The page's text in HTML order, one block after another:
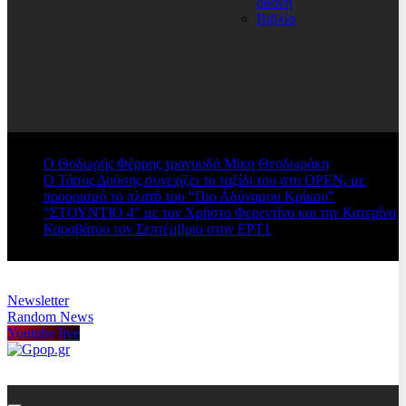
Βιβλία
Ο Θοδωρής Φέρρης τραγουδά Μίκη Θεοδωράκη
Ο Τάσος Δούσης συνεχίζει το ταξίδι του στο OPEN, με
προορισμό το πλατό του “Πιο Αδύναμου Κρίκου”
“ΣΤΟΥΝΤΙΟ 4” με τον Χρήστο Φερεντίνο και την Κατερίνα
Καραβάτου τον Σεπτέμβριο στην ΕΡΤ1
Newsletter
Random News
Youtube live